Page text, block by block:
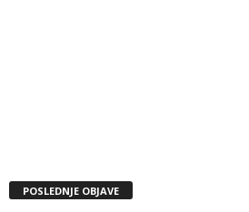
POSLEDNJE OBJAVE